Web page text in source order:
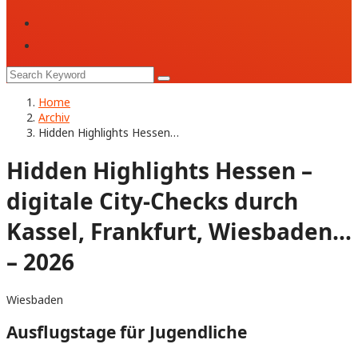
Home
Archiv
Hidden Highlights Hessen…
Hidden Highlights Hessen –
digitale City-Checks durch
Kassel, Frankfurt, Wiesbaden…
– 2026
Wiesbaden
Ausflugstage für Jugendliche